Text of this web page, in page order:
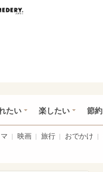
い肉
たい 楽したい 節約
映画 旅行 おでかけ